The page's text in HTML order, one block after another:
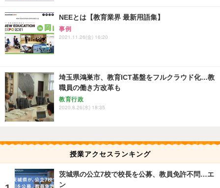
NEEとは【教育業界 最新用語集】
事例
2021.11.26(金) 16:20
埼玉県鴻巣市、教育ICT基盤をフルクラウド化…教
職員の働き方改革も
教育行政
2020.8.26(水) 18:35
授業アクセスランキング
茨城県の公立7校で校長を公募、教員免許不問…エ
ン